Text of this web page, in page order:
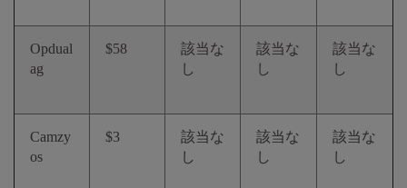
Opdual
ag
$58
該当な
し
該当な
し
該当な
し
Camzy
os
$3
該当な
し
該当な
し
該当な
し